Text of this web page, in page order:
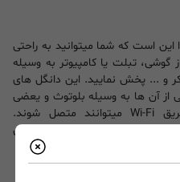
این است که شما میتوانید به راحتی
گوشی، تبلت یا کامپیوتر به وسیله
و ... پخش نمایید. این دانگل های
از آن ها به وسیله بلوتوث و یعضی
Wi-Fiمیتوانند متصل شوند.
دانگل انتقال صدا, فروش